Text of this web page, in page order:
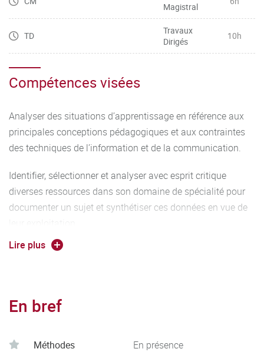
Magistral
TD
Travaux
Dirigés
10h
Compétences visées
Analyser des situations d’apprentissage en référence aux
principales conceptions pédagogiques et aux contraintes
des techniques de l’information et de la communication.
Identifier, sélectionner et analyser avec esprit critique
diverses ressources dans son domaine de spécialité pour
documenter un sujet et synthétiser ces données en vue de
Développer une argumentation avec esprit critique.
Lire plus
En bref
Méthodes
En présence